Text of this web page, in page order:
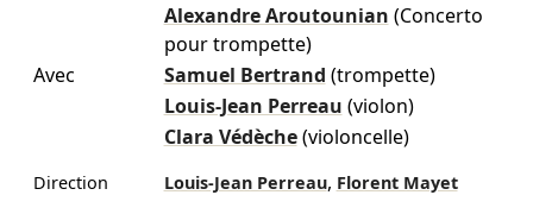
Alexandre Aroutounian (Concerto
pour trompette)
Avec
Samuel Bertrand (trompette)
Louis-Jean Perreau (violon)
Clara Védèche (violoncelle)
Direction Louis-Jean Perreau, Florent Mayet